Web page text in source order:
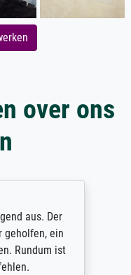
over ons
aus. Der
geholfen, ein
Rundum ist